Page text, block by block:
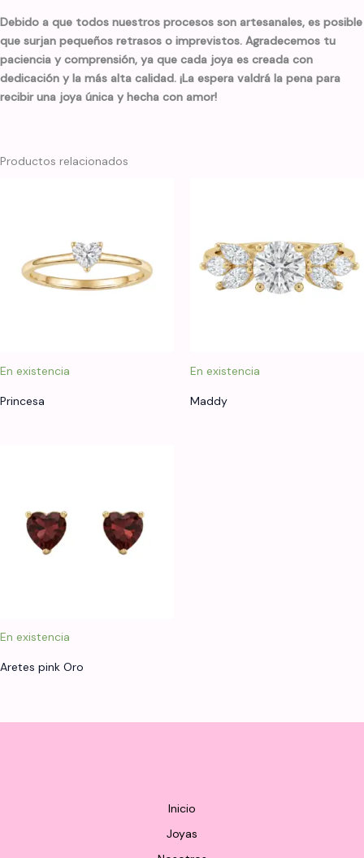
Debido a que todos nuestros procesos son artesanales, es posible
que surjan pequeños retrasos o imprevistos. Agradecemos tu
paciencia y comprensión, ya que cada joya es creada con
dedicación y la más alta calidad. ¡La espera valdrá la pena para
recibir una joya única y hecha con amor!
Productos relacionados
En existencia
Princesa
En existencia
Maddy
En existencia
Aretes pink Oro
Inicio
Joyas